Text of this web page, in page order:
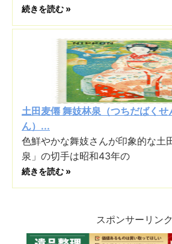
続きを読む »
土田麦僊 舞妓林泉（つちだばくせ
ん）...
色鮮やかな舞妓さんが印象的な土
泉」の切手は昭和43年の
続きを読む »
スポンサーリンク